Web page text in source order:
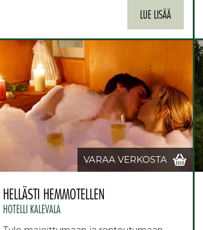
LUE LISÄÄ
VARAA VERKOSTA
HELLÄSTI HEMMOTELLEN
HOTELLI KALEVALA